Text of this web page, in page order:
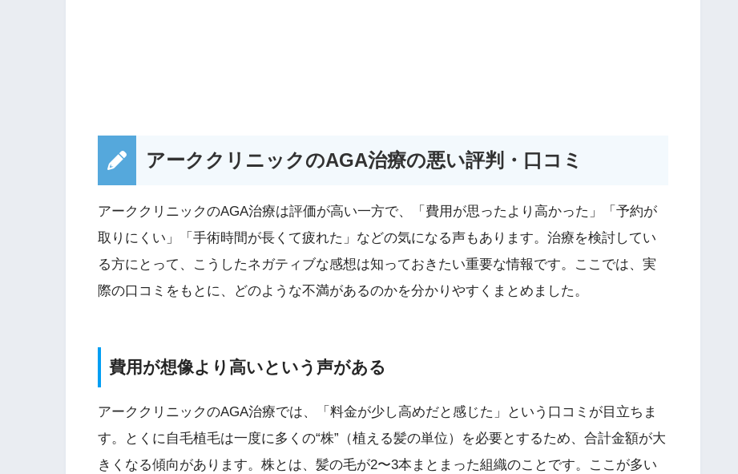
アーククリニックのAGA治療の悪い評判・口コミ
アーククリニックのAGA治療は評価が高い一方で、「費用が思ったより高かった」「予約が
取りにくい」「手術時間が長くて疲れた」などの気になる声もあります。治療を検討してい
る方にとって、こうしたネガティブな感想は知っておきたい重要な情報です。ここでは、実
際の口コミをもとに、どのような不満があるのかを分かりやすくまとめました。
費用が想像より高いという声がある
アーククリニックのAGA治療では、「料金が少し高めだと感じた」という口コミが目立ちま
す。とくに自毛植毛は一度に多くの“株”（植える髪の単位）を必要とするため、合計金額が大
きくなる傾向があります。株とは、髪の毛が2〜3本まとまった組織のことです。ここが多い